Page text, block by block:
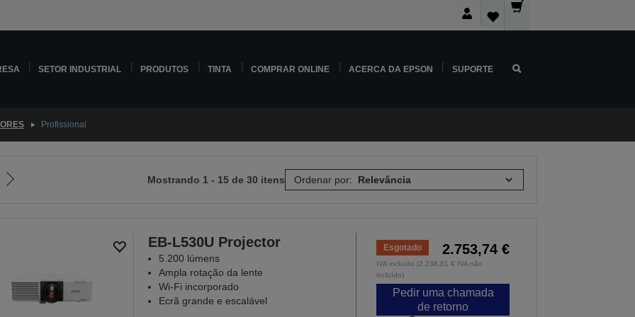
SETOR INDUSTRIAL PRODUTOS TINTA COMPRAR ONLINE ACERCA DA EPSON SUPORTE
Profissional
Ir
Mostrando 1 - 15 de 30 itens Ordenar por:
EB-L530U Projector
5.200 lúmens
Ampla rotação da lente
Wi-Fi incorporado
Ecrã grande e escalável
Esgotado 2.753,74 €
IVA incluído (2.238,81 € IVA não
incluído)
Pedir uma chamada
de retorno